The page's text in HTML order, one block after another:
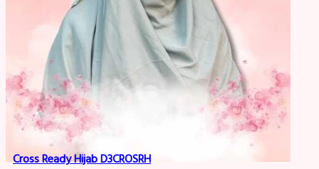
Cross Ready Hijab D3CROSRH